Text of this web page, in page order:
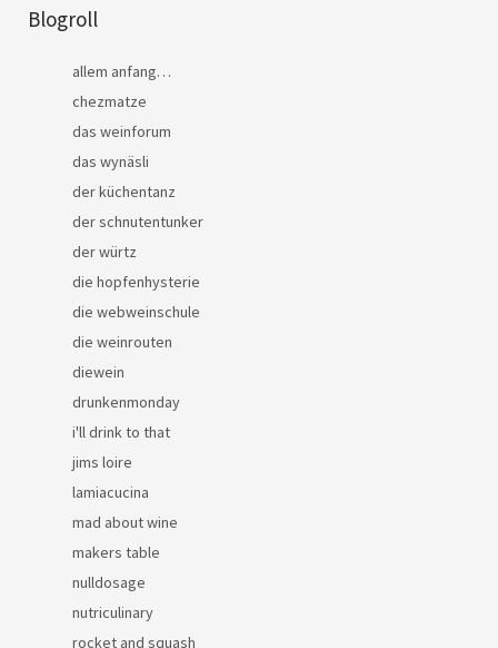
Blogroll
allem anfang…
chezmatze
das weinforum
das wynäsli
der küchentanz
der schnutentunker
der würtz
die hopfenhysterie
die webweinschule
die weinrouten
diewein
drunkenmonday
i'll drink to that
jims loire
lamiacucina
mad about wine
makers table
nulldosage
nutriculinary
rocket and squash